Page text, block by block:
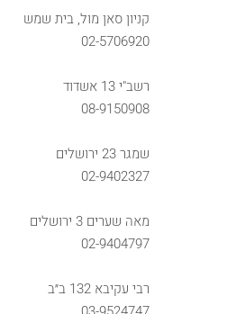
קניון סאן מול, בית שמש
02-5706920
רשב"י 13 אשדוד
08-9150908
שמגר 23 ירושלים
02-9402327
מאה שערים 3 ירושלים
02-9404797
רבי עקיבא 132 ב״ב